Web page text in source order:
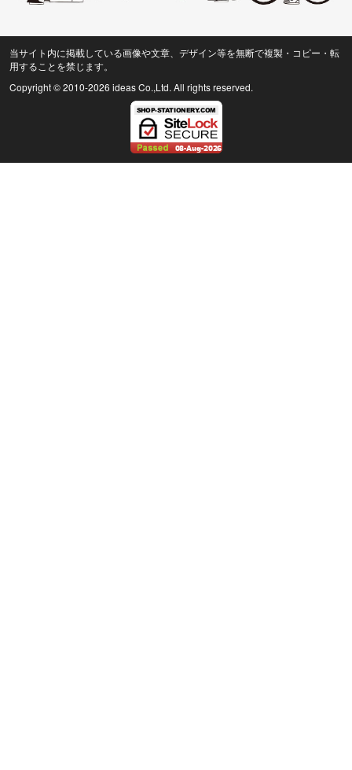
当サイト内に掲載している画像や文章、デザイン等を無断で複製・コピー・転
用することを禁じます。
Copyright © 2010-2026 ideas Co.,Ltd. All rights reserved.